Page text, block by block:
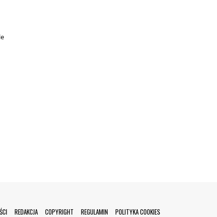
REDAKCJA COPYRIGHT REGULAMIN POLITYKA COOKIES